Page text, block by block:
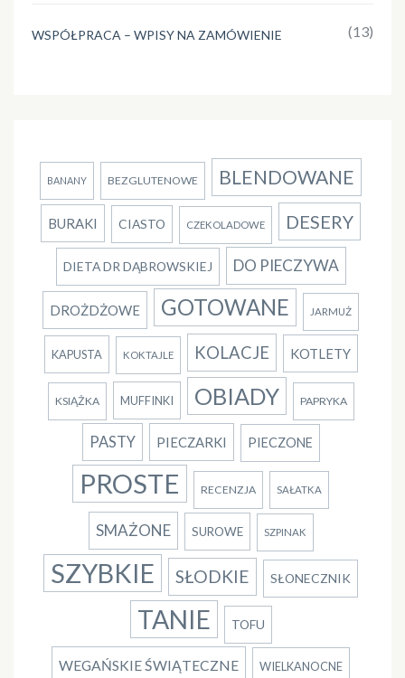
WSPÓŁPRACA – WPISY NA ZAMÓWIENIE (13)
BANANY BEZGLUTENOWE BLENDOWANE
BURAKI CIASTO CZEKOLADOWE DESERY
DIETA DR DĄBROWSKIEJ DO PIECZYWA
DROŻDŻOWE GOTOWANE JARMUŻ
KAPUSTA KOKTAJLE KOLACJE KOTLETY
KSIĄŻKA MUFFINKI OBIADY PAPRYKA
PASTY PIECZARKI PIECZONE
PROSTE RECENZJA SAŁATKA
SMAŻONE SUROWE SZPINAK
SZYBKIE SŁODKIE SŁONECZNIK
TANIE TOFU
WEGAŃSKIE ŚWIĄTECZNE WIELKANOCNE